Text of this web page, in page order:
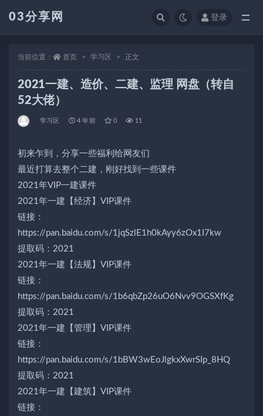
03分享网 登录
当前位置： 首页 学习区 正文
2021一建、造价、二建、监理 网盘（转自
52大佬）
学习区 4 年前 0 11
初来乍到，分享一些福利给网友们
最近打算去整个二建，刚好找到一些课件
2021年VIP一建课件
2021年一建【经济】VIP课件
链接：
https://pan.baidu.com/s/1jqSzlE1h0kAyy6zOx1I7kw
提取码：2021
2021年一建【法规】VIP课件
链接：
https://pan.baidu.com/s/1b6qbZp26uO6Nvv9OGSXfKg
提取码：2021
2021年一建【管理】VIP课件
链接：
https://pan.baidu.com/s/1bBW3wEoJlgkxXwrSIp_8HQ
提取码：2021
2021年一建【建筑】VIP课件
链接：